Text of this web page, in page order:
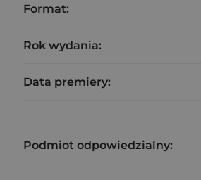
Format:
Rok wydania:
Data premiery:
Podmiot odpowiedzialny: